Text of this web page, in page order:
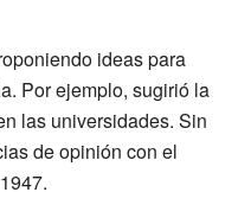
ideas para
Por ejemplo, sugirió la
las universidades. Sin
de opinión con el